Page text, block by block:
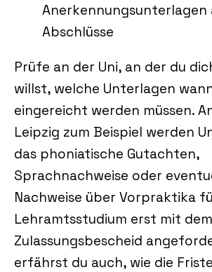
Anerkennungsunterlagen
Abschlüsse
Prüfe an der Uni, an der du
willst, welche Unterlagen
eingereicht werden müssen.
Leipzig zum Beispiel werden
das phoniatische Gutachten,
Sprachnachweise oder
Nachweise über Vorpraktika
Lehramtsstudium erst mit dem
Zulassungsbescheid
erfährst du auch, wie die